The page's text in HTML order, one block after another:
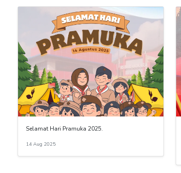
Selamat Hari Pramuka 2025.
14 Aug 2025